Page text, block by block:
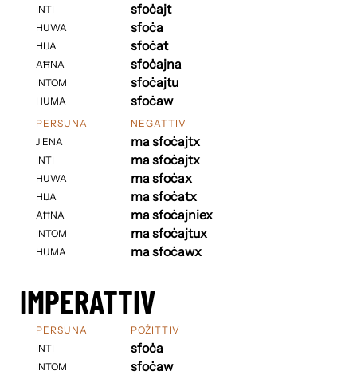
INTI
HUWA
HIJA
AĦNA
INTOM
HUMA
sfoċajt
sfoċa
sfoċat
sfoċajna
sfoċajtu
sfoċaw
PERSUNA
JIENA
INTI
HUWA
HIJA
AĦNA
INTOM
HUMA
NEGATTIV
ma sfoċajtx
ma sfoċajtx
ma sfoċax
ma sfoċatx
ma sfoċajniex
ma sfoċajtux
ma sfoċawx
IMPERATTIV
PERSUNA
INTI
INTOM
POŻITTIV
sfoċa
sfoċaw